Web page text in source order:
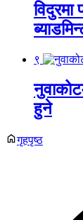
९
हुने
गृहपृष्ठ